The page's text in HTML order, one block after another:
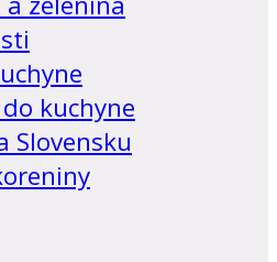
kuchyne
Slovensku